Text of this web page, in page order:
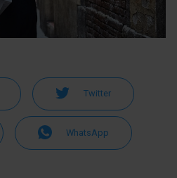
Twitter
WhatsApp